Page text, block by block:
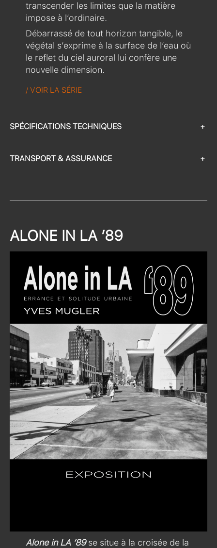
transcender les limites que la matière
impose à l’ordinaire.
Débarrassé de tout horizon tangible, le
végétal s’exprime à la surface de l’eau où
le reflet du ciel auroral lui confère une
nouvelle dimension.
/ VOIR LA SÉRIE
SPÉCIFICATIONS TECHNIQUES +
TRANSPORT & ASSURANCE +
ALONE IN LA ’89
Alone in LA ’89se situe à la croisée de la